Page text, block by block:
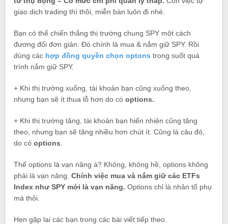
giao dịch trading thì thôi, miễn bàn luôn đi nhé.
Bạn có thể chiến thắng thị trường chung SPY một cách
đương đối đơn giản: Đó chính là mua & nắm giữ SPY. Rồi
dùng các hợp đồng quyền chọn optons trong suốt quá
trình nắm giữ SPY.
+ Khi thị trường xuống, tài khoản bạn cũng xuống theo,
nhưng bạn sẽ ít thua lỗ hơn do cóoptions.
+ Khi thị trường tăng, tài khoản bạn hiển nhiên cũng tăng
theo, nhưng bạn sẽ tăng nhiều hơn chút ít. Cũng là câu đó,
do cóoptions
Thế options là vạn năng à? Không, không hề, options không
phải là vạn năng.Chính việc mua và nắm giữ các ETFs
Index như SPY mới là vạn năng. Options chỉ là nhân tố phụ
mà thôi.
Hẹn gặp lại các bạn trong các bài viết tiếp theo.